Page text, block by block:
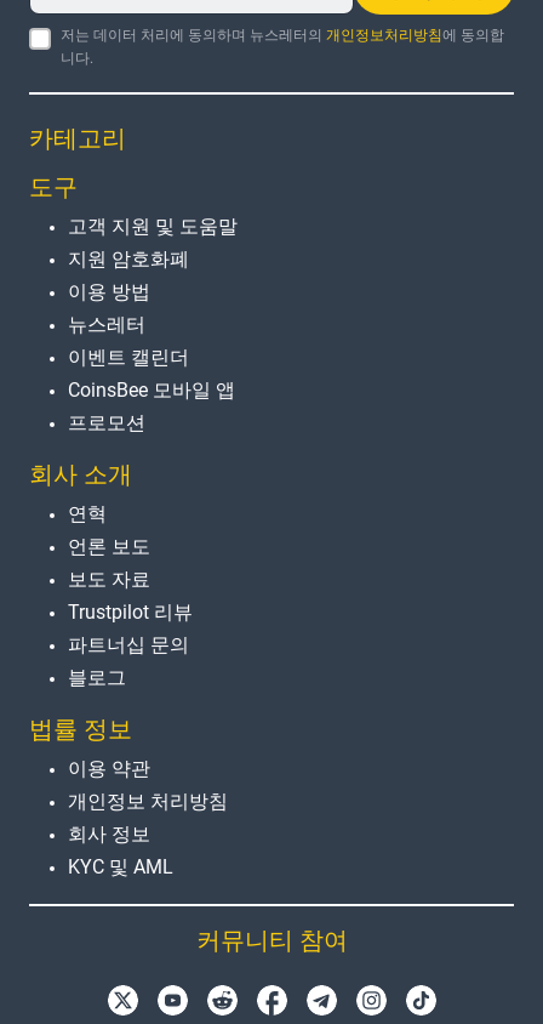
저는 데이터 처리에 동의하며 뉴스레터의 개인정보처리방침에 동의합
니다.
카테고리
도구
고객 지원 및 도움말
지원 암호화폐
이용 방법
뉴스레터
이벤트 캘린더
CoinsBee 모바일 앱
프로모션
회사 소개
연혁
언론 보도
보도 자료
Trustpilot 리뷰
파트너십 문의
블로그
법률 정보
이용 약관
개인정보 처리방침
회사 정보
KYC 및 AML
커뮤니티 참여